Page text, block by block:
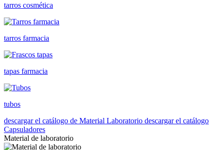
tarros cosmética
tarros farmacia
tapas farmacia
tubos
descargar el catálogo de Material Laboratorio descargar el catálogo
Capsuladores
Material de laboratorio